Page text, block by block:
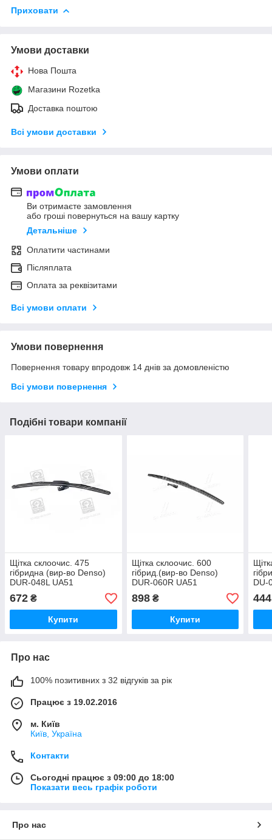
Приховати
Умови доставки
Нова Пошта
Магазини Rozetka
Доставка поштою
Всі умови доставки
Умови оплати
Ви отримаєте замовлення
або гроші повернуться на вашу картку
Детальніше
Оплатити частинами
Післяплата
Оплата за реквізитами
Всі умови оплати
Умови повернення
Повернення товару впродовж 14 днів за домовленістю
Всі умови повернення
Подібні товари компанії
Щітка склоочис. 475
гібридна (вир-во Denso)
DUR-048L UA51
672 ₴
Купити
Щітка склоочис. 600
гібрид.(вир-во Denso)
DUR-060R UA51
898₴
Купити
DU-
444
Про нас
100% позитивних з 32 відгуків за рік
Працює з 19.02.2016
м. Київ
Київ, Україна
Контакти
Сьогодні працює з 09:00 до 18:00
Показати весь графік роботи
Про нас